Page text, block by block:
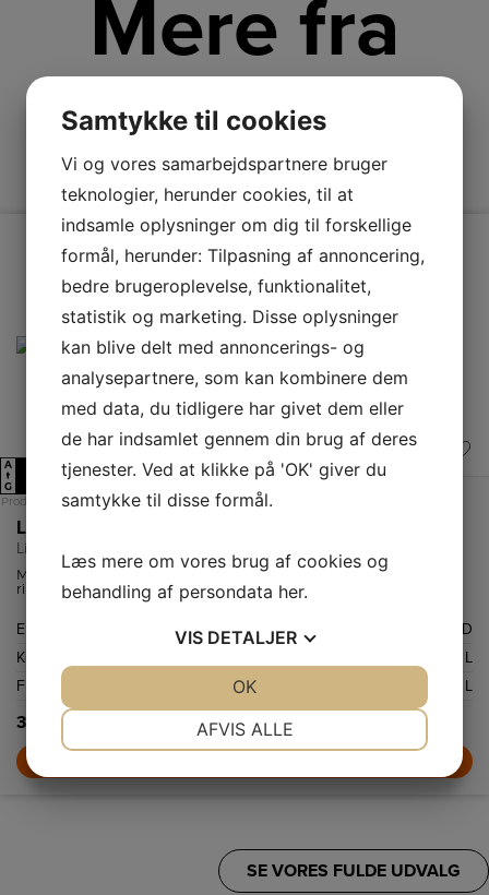
Mere fra
Liebherr
A
↑
G
Produktdatablad
Liebherr Køle-/fryseskab CBNbsd 578i-20 001
Liebherr CBNbsd 578i-20 001 Køl/frys
Med NoFrost-teknologien behøver du aldrig bekymre dig om is og
rim i fryseren igen. Når du åbner fryserummet i Liebherr
CBNBSD578I, vil du se frosne fødevarer, men aldrig is og rim.
Energiklasse
D
Kølekapacitet netto
256 L
Frysekapacitet netto
103 L
32.999,-
SE VORES FULDE UDVALG
Samtykke til cookies
Vi og vores samarbejdspartnere bruger
teknologier, herunder cookies, til at
indsamle oplysninger om dig til forskellige
formål, herunder: Tilpasning af annoncering,
bedre brugeroplevelse, funktionalitet,
statistik og marketing. Disse oplysninger
kan blive delt med annoncerings- og
analysepartnere, som kan kombinere dem
med data, du tidligere har givet dem eller
de har indsamlet gennem din brug af deres
tjenester. Ved at klikke på 'OK' giver du
samtykke til disse formål.
Læs mere om vores brug af cookies og
behandling af persondata her.
VIS DETALJER
AFVIS ALLE
OK